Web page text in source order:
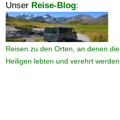
Unser Reise-Blog:
Reisen zu den Orten, an denen die
Heiligen lebten und verehrt werden.